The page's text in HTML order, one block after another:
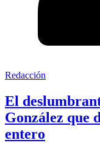
Redacción
El
González que
entero